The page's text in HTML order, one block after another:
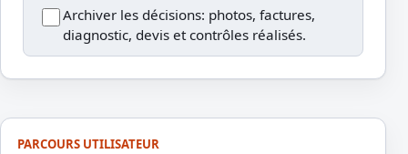
Archiver les décisions: photos, factures,
diagnostic, devis et contrôles réalisés.
PARCOURS UTILISATEUR